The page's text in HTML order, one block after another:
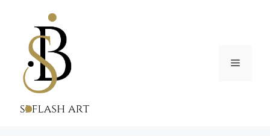
content
Menu